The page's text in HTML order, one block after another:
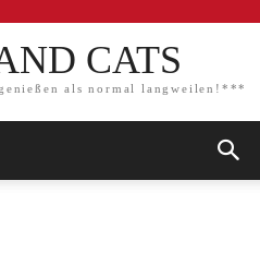
CATS
als normal langweilen!***